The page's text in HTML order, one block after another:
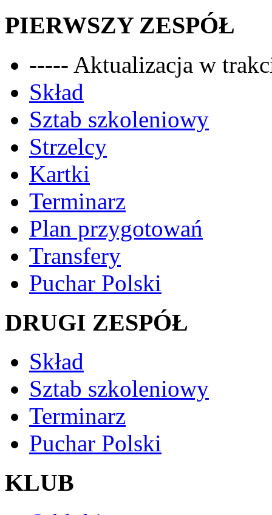
PIERWSZY ZESPÓŁ
----- Aktualizacja w
Skład
Sztab szkoleniowy
Strzelcy
Kartki
Terminarz
Plan przygotowań
Transfery
Puchar Polski
DRUGI ZESPÓŁ
Skład
Sztab szkoleniowy
Terminarz
Puchar Polski
KLUB